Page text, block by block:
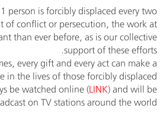
person is forcibly displaced every two
of conflict or persecution, the work at
than ever before, as is our collective
support of these efforts.
every gift and every act can make a
in the lives of those forcibly displaced.
be watched online (LINK) and will be
on TV stations around the world.